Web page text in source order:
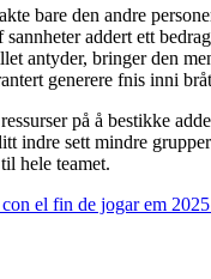
bare den andre
addert ett
antyder, bringer den
generere fnis inni
på å bestikke
indre sett mindre
hele teamet.
el fin de jogar em